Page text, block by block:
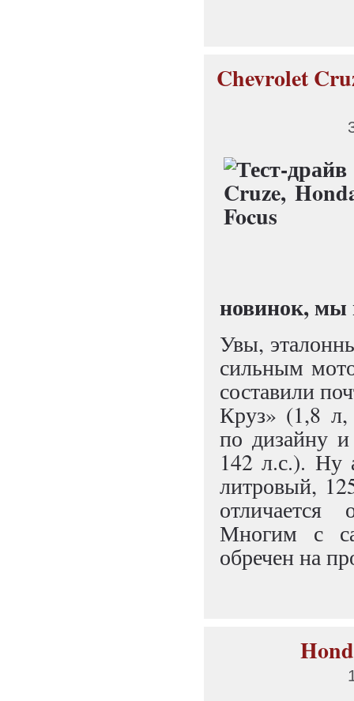
Chevrolet
новинок, мы
Увы,
сильным
составили
Круз» (1,8 л,
по дизайну
142 л.с.). Ну
литровый,
отличается
Многим с
обречен на